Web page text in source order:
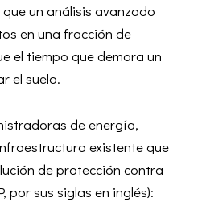
un análisis avanzado
en una fracción de
el tiempo que demora un
el suelo.
de energía,
existente que
de protección contra
por sus siglas en inglés):